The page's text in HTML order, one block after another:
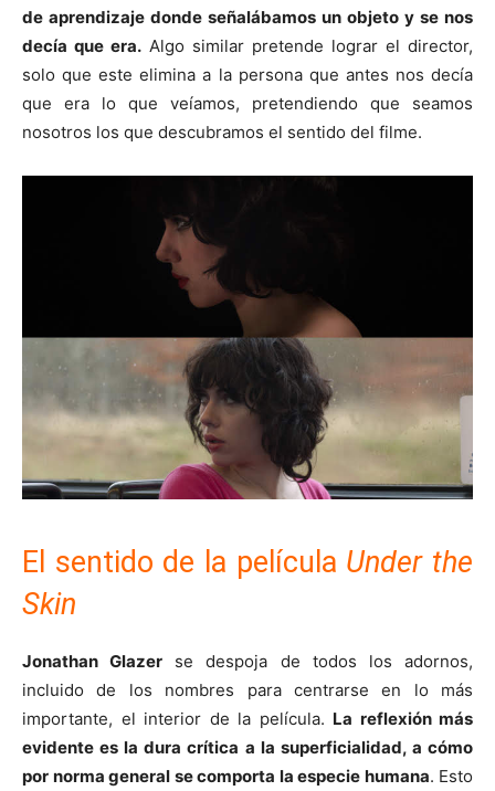
de aprendizaje donde señalábamos un objeto y se nos
decía que era. Algo similar pretende lograr el director,
solo que este elimina a la persona que antes nos decía
que era lo que veíamos, pretendiendo que seamos
nosotros los que descubramos el sentido del filme.
El sentido de la película Under the
Skin
Jonathan Glazer se despoja de todos los adornos,
incluido de los nombres para centrarse en lo más
importante, el interior de la película. La reflexión más
evidente es la dura crítica a la superficialidad, a cómo
por norma general se comporta la especie humana. Esto